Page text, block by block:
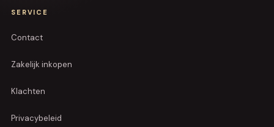
SERVICE
Contact
Zakelijk inkopen
Klachten
Privacybeleid